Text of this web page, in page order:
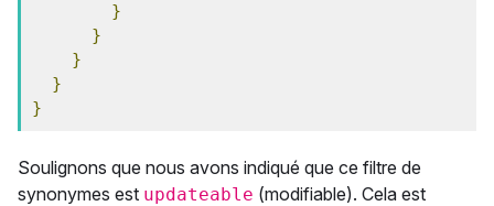
}
}
}
}
}
Soulignons que nous avons indiqué que ce filtre de
synonymes est updateable (modifiable). Cela est